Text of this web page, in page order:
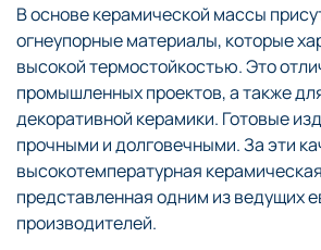
В основе керамической массы
огнеупорные материалы, которые
высокой термостойкостью. Это
промышленных проектов, а также
декоративной керамики. Готовые
прочными и долговечными. За эти
высокотемпературная
представленная одним из ведущих
производителей.